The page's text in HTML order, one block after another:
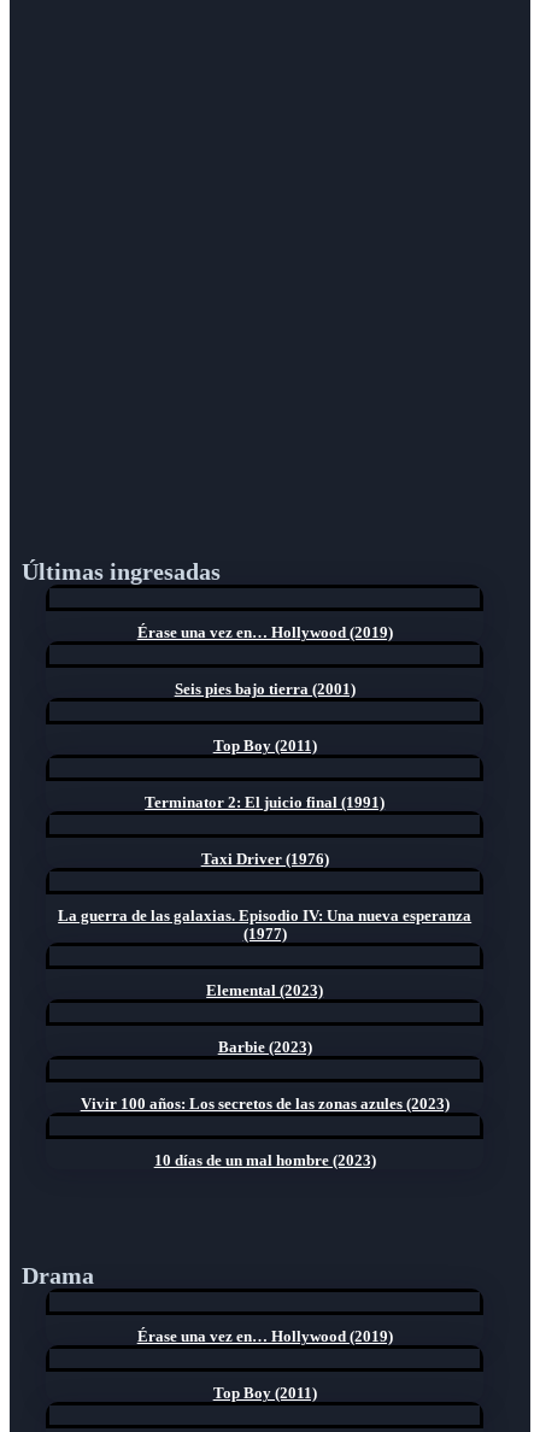
Últimas ingresadas
Érase una vez en… Hollywood (2019)
Seis pies bajo tierra (2001)
Top Boy (2011)
Terminator 2: El juicio final (1991)
Taxi Driver (1976)
La guerra de las galaxias. Episodio IV: Una nueva esperanza
(1977)
Elemental (2023)
Barbie (2023)
Vivir 100 años: Los secretos de las zonas azules (2023)
10 días de un mal hombre (2023)
Drama
Érase una vez en… Hollywood (2019)
Top Boy (2011)